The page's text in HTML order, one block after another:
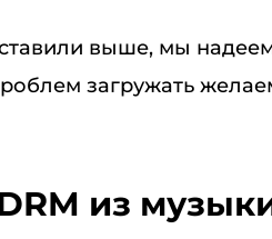
выше, мы
загружать
из